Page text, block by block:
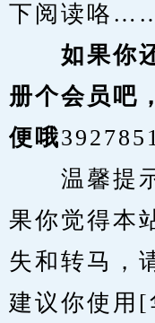
下阅读咯
如果你还
册个会员吧
便哦
温馨提示
果你觉得本
失和转马，
建议你使用